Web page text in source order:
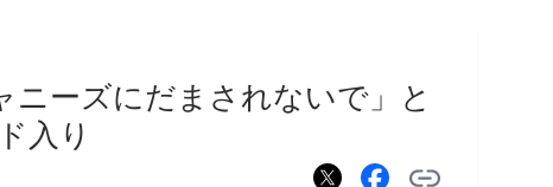
ニーズにだまされないで」と
入り